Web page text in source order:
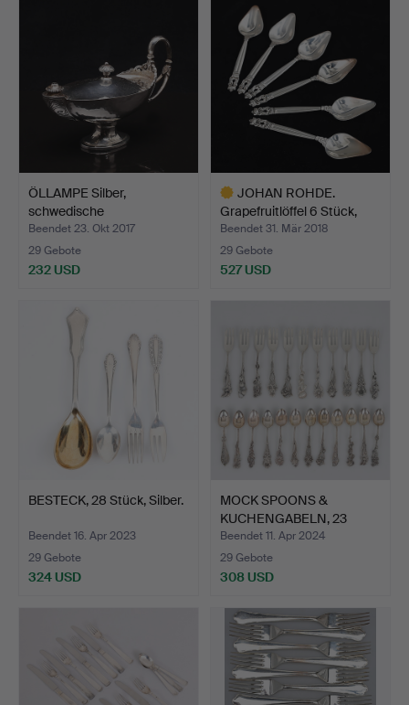
ÖLLAMPE Silber,
schwedische
Importstempel …
Beendet 23. Okt 2017
29 Gebote
232 USD
JOHAN ROHDE.
Grapefruitlöffel 6 Stück,
"Ko…
Beendet 31. Mär 2018
29 Gebote
527 USD
BESTECK, 28 Stück, Silber.
Beendet 16. Apr 2023
29 Gebote
324 USD
MOCK SPOONS &
KUCHENGABELN, 23
Stück, Silb…
Beendet 11. Apr 2024
29 Gebote
308 USD